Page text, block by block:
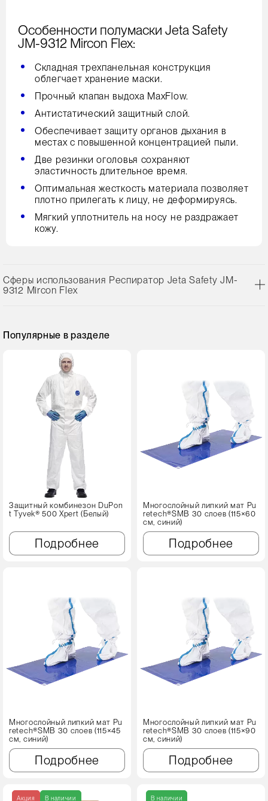
Особенности полумаски Jeta Safety
JM-9312 Mircon Flex:
Складная трехпанельная конструкция
облегчает хранение маски.
Прочный клапан выдоха MaxFlow.
Антистатический защитный слой.
Обеспечивает защиту органов дыхания в
местах с повышенной концентрацией пыли.
Две резинки оголовья сохраняют
эластичность длительное время.
Оптимальная жесткость материала позволяет
плотно прилегать к лицу, не деформируясь.
Мягкий уплотнитель на носу не раздражает
кожу.
Сферы использования Респиратор Jeta Safety JM-
9312 Mircon Flex
Популярные в разделе
Защитный комбинезон DuPon
t Tyvek® 500 Xpert (Белый)
Подробнее
Многослойный липкий мат Pu
retech®SMB 30 слоев (115×60
см, синий)
Подробнее
Многослойный липкий мат Pu
retech®SMB 30 слоев (115×45
см, синий)
Подробнее
Многослойный липкий мат Pu
retech®SMB 30 слоев (115×90
см, синий)
Подробнее
Акция В наличии В наличии